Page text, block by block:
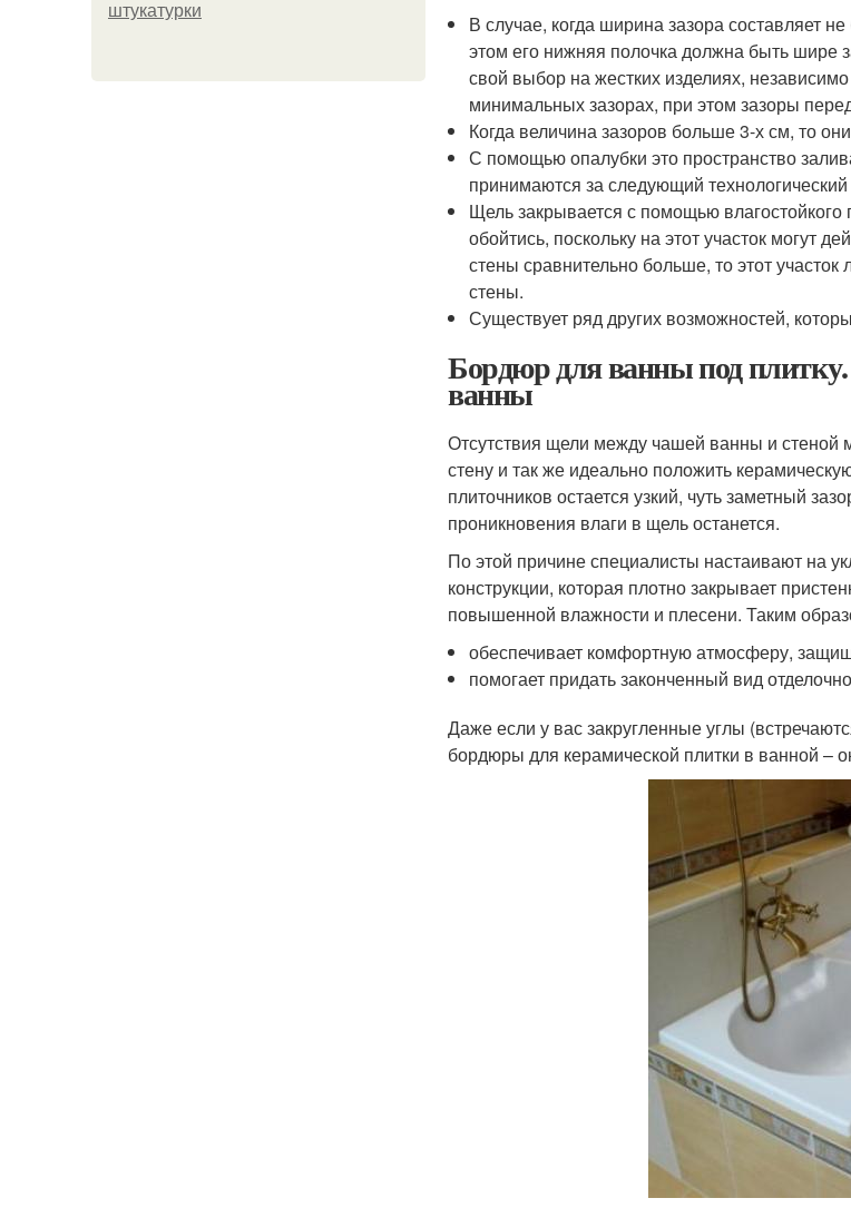
штукатурки
В случае, когда ширина зазора составляет
этом его нижняя полочка должна быть шире
свой выбор на жестких изделиях,
минимальных зазорах, при этом зазоры
Когда величина зазоров больше 3-х см, то
С помощью опалубки это пространство
принимаются за следующий технологический
Щель закрывается с помощью влагостойкого
обойтись, поскольку на этот участок могут
стены сравнительно больше, то этот
стены.
Существует ряд других возможностей,
Бордюр для ванны под
ванны
Отсутствия щели между чашей ванны и
стену и так же идеально положить
плиточников остается узкий, чуть заметный
проникновения влаги в щель останется.
По этой причине специалисты настаивают на
конструкции, которая плотно закрывает
повышенной влажности и плесени. Таким
обеспечивает комфортную атмосферу,
помогает придать законченный вид
Даже если у вас закругленные углы
бордюры для керамической плитки в ванной –